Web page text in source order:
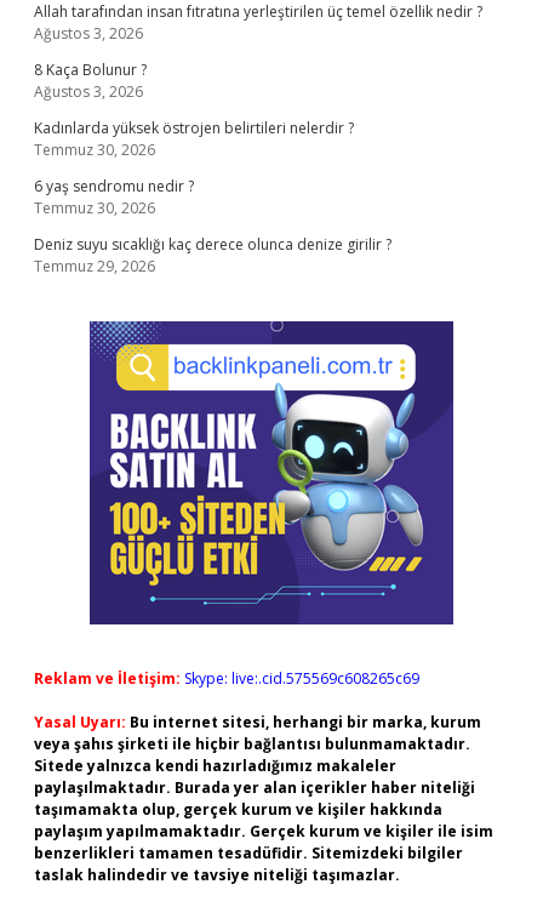
Allah tarafından insan fıtratına yerleştirilen üç temel özellik nedir ?
Ağustos 3, 2026
8 Kaça Bolunur ?
Ağustos 3, 2026
Kadınlarda yüksek östrojen belirtileri nelerdir ?
Temmuz 30, 2026
6 yaş sendromu nedir ?
Temmuz 30, 2026
Deniz suyu sıcaklığı kaç derece olunca denize girilir ?
Temmuz 29, 2026
Reklam ve İletişim: Skype: live:.cid.575569c608265c69
Yasal Uyarı: Bu internet sitesi, herhangi bir marka, kurum
veya şahıs şirketi ile hiçbir bağlantısı bulunmamaktadır.
Sitede yalnızca kendi hazırladığımız makaleler
paylaşılmaktadır. Burada yer alan içerikler haber niteliği
taşımamakta olup, gerçek kurum ve kişiler hakkında
paylaşım yapılmamaktadır. Gerçek kurum ve kişiler ile isim
benzerlikleri tamamen tesadüfidir. Sitemizdeki bilgiler
taslak halindedir ve tavsiye niteliği taşımazlar.